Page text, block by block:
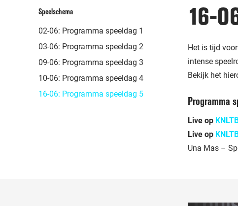
Speelschema
02-06: Programma speeldag 1
03-06: Programma speeldag 2
09-06: Programma speeldag 3
10-06: Programma speeldag 4
16-06: Programma speeldag 5
16-
Het is tijd
intense
Bekijk het
Programma
Live op
Live op
Una Mas –